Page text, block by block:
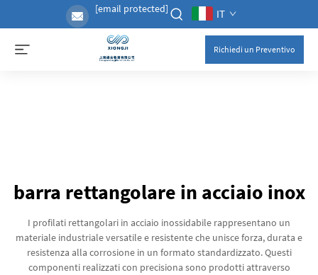
[email protected] IT
Richiedi un Preventivo
barra rettangolare in acciaio inox
I profilati rettangolari in acciaio inossidabile rappresentano un
materiale industriale versatile e resistente che unisce forza, durata e
resistenza alla corrosione in un formato standardizzato. Questi
componenti realizzati con precisiona sono prodotti attraverso